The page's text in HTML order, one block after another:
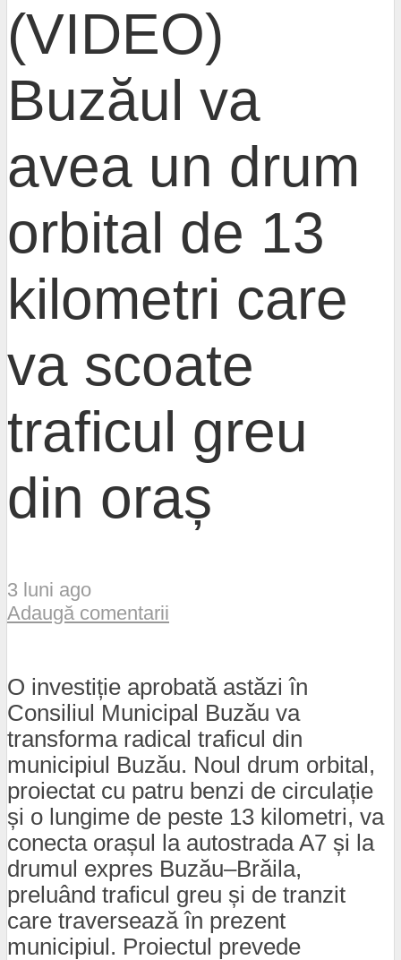
(VIDEO)
Buzăul va
avea un drum
orbital de 13
kilometri care
va scoate
traficul greu
din oraș
3 luni ago
Adaugă comentarii
O investiție aprobată astăzi în
Consiliul Municipal Buzău va
transforma radical traficul din
municipiul Buzău. Noul drum orbital,
proiectat cu patru benzi de circulație
și o lungime de peste 13 kilometri, va
conecta orașul la autostrada A7 și la
drumul expres Buzău–Brăila,
preluând traficul greu și de tranzit
care traversează în prezent
municipiul. Proiectul prevede